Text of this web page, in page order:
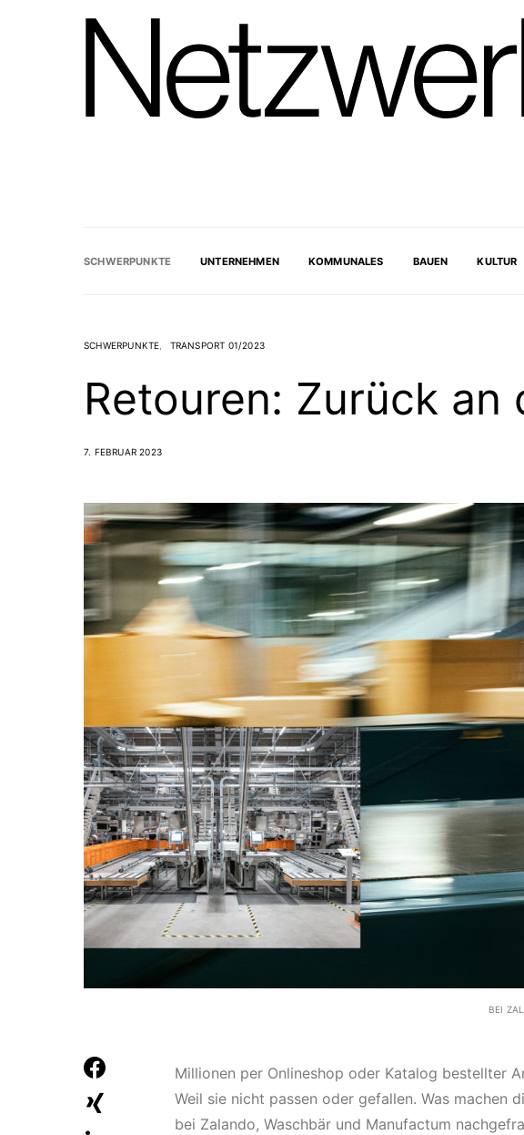
SCHWERPUNKTE UNTERNEHMEN KOMMUNALES BAUEN KULTUR
SCHWERPUNKTE TRANSPORT 01/2023
Retouren: Zurück an
7. FEBRUAR 2023
BEI
Millionen per Onlineshop oder Katalog bestellter
Weil sie nicht passen oder gefallen. Was machen
bei Zalando, Waschbär und Manufactum